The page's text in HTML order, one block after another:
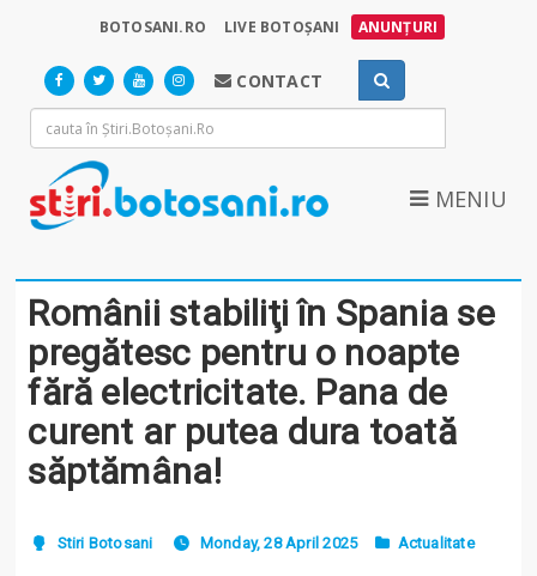
BOTOSANI.RO LIVE BOTOȘANI ANUNȚURI
CONTACT
MENIU
Românii stabiliţi în Spania se
pregătesc pentru o noapte
fără electricitate. Pana de
curent ar putea dura toată
săptămâna!
Stiri Botosani Monday, 28 April 2025 Actualitate